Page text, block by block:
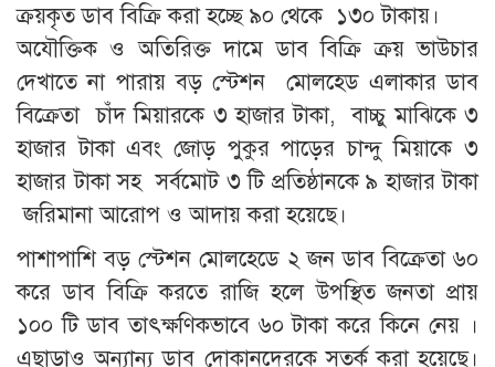
ক্রয়কৃত ডাব বিক্রি করা হচ্ছে ৯০ থেকে ১৩০ টাকায়।
অযৌক্তিক ও অতিরিক্ত দামে ডাব বিক্রি ক্রয় ভাউচার
দেখাতে না পারায় বড় স্টেশন মোলহেড এলাকার ডাব
বিক্রেতা চাঁদ মিয়ারকে ৩ হাজার টাকা, বাচ্চু মাঝিকে ৩
হাজার টাকা এবং জোড় পুকুর পাড়ের চান্দু মিয়াকে ৩
হাজার টাকা সহ সর্বমোট ৩ টি প্রতিষ্ঠানকে ৯ হাজার টাকা
জরিমানা আরোপ ও আদায় করা হয়েছে।
পাশাপাশি বড় স্টেশন মোলহেডে ২ জন ডাব বিক্রেতা ৬০
করে ডাব বিক্রি করতে রাজি হলে উপস্থিত জনতা প্রায়
১০০ টি ডাব তাৎক্ষণিকভাবে ৬০ টাকা করে কিনে নেয় ।
এছাড়াও অন্যান্য ডাব দোকানদেরকে সতর্ক করা হয়েছে।